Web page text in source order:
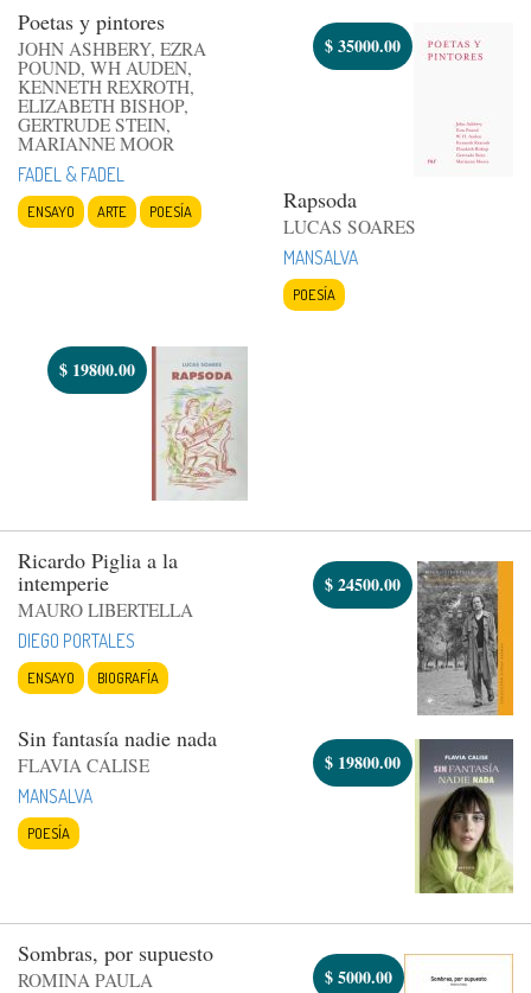
Poetas y pintores
JOHN ASHBERY, EZRA
POUND, WH AUDEN,
KENNETH REXROTH,
ELIZABETH BISHOP,
GERTRUDE STEIN,
MARIANNE MOOR
FADEL & FADEL
ENSAYO ARTE POESÍA
$35000.00
Rapsoda
LUCAS SOARES
MANSALVA
POESÍA
$ 19800.00
Ricardo Piglia a la
intemperie
MAURO LIBERTELLA
DIEGO PORTALES
ENSAYO BIOGRAFÍA
$24500.00
Sin fantasía nadie nada
FLAVIA CALISE
MANSALVA
POESÍA
$ 19800.00
Sombras, por supuesto
ROMINA PAULA
$5000.00